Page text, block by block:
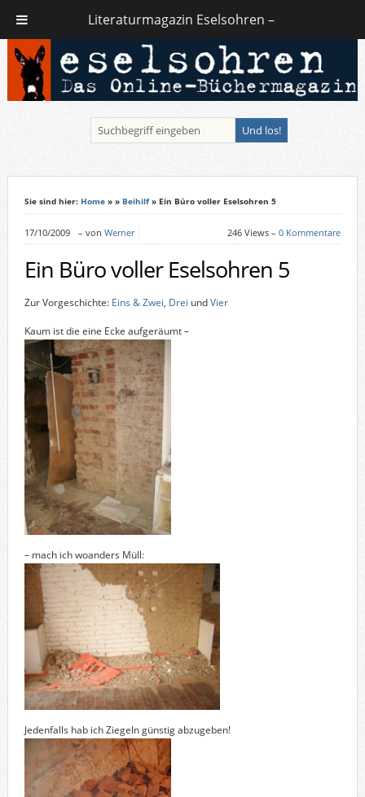
Sie sind hier: Home» » Beihilf» Ein Büro voller Eselsohren 5
17/10/2009 – von Werner 246 Views –0 Kommentare
Ein Büro voller Eselsohren 5
Zur Vorgeschichte: Eins & Zwei, Drei undVier
Kaum ist die eine Ecke aufgeräumt –
– mach ich woanders Müll:
Jedenfalls hab ich Ziegeln günstig abzugeben!
Literaturmagazin Eselsohren –